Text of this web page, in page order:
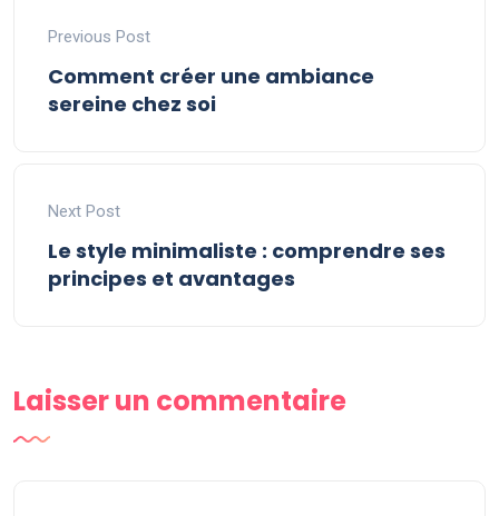
Previous Post
Comment créer une ambiance
sereine chez soi
Next Post
Le style minimaliste : comprendre ses
principes et avantages
Laisser un commentaire